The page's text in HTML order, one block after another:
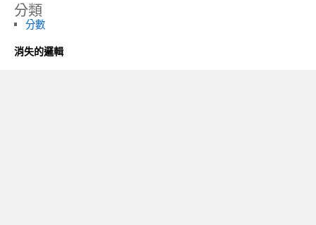
分類
分數
消失的邏輯